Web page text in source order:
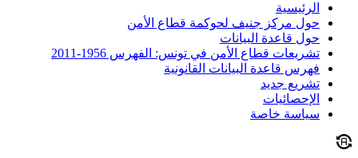
الرئيسية
حول مركز جنيف لحوكمة قطاع الأمن
حول قاعدة البيانات
تشريعات قطاع الأمن في تونس: الفهرس 1956-2011
فهرس قاعدة البيانات القانونية
تشريع جديد
الإحصائيات
سياسة خاصة